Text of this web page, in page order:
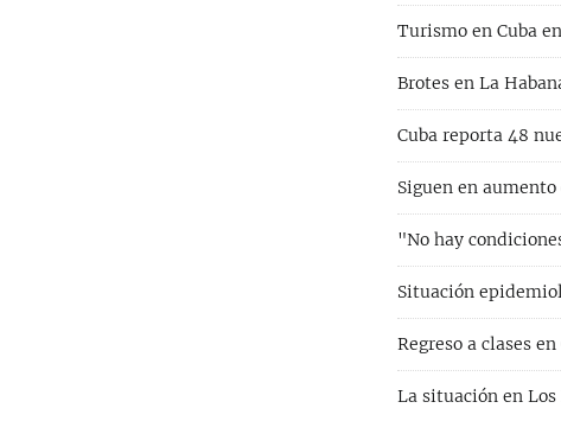
Turismo en Cuba
Brotes en La
Cuba reporta 48
Siguen en aumento
"No hay
Situación
Regreso a clases
La situación en